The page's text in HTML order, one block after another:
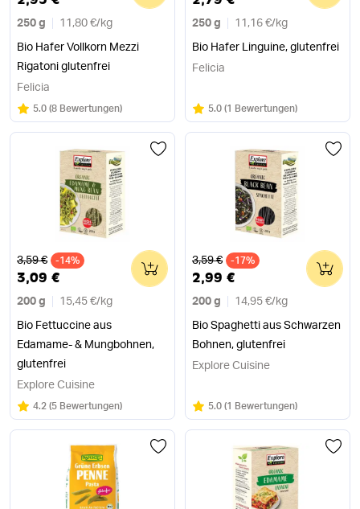
250 g 11,80 €/ kg
Bio Hafer Vollkorn Mezzi
Rigatoni glutenfrei
Felicia
Bewertung:
5.0/5
(8 Bewertungen)
250 g 11,16 €/ kg
Bio Hafer Linguine, glutenfrei
Felicia
Bewertung:
5.0/5
(1 Bewertungen)
Alter Preis
3,59 € -14%
3,09 €
200 g 15,45 €/ kg
Bio Fettuccine aus
Edamame- & Mungbohnen,
glutenfrei
0
Explore Cuisine
Bewertung:
4.2/5
(5 Bewertungen)
Alter Preis
3,59 € -17%
2,99 €
200 g 14,95 €/ kg
Bio Spaghetti aus Schwarzen
Bohnen, glutenfrei
0
Explore Cuisine
Bewertung:
5.0/5
(1 Bewertungen)